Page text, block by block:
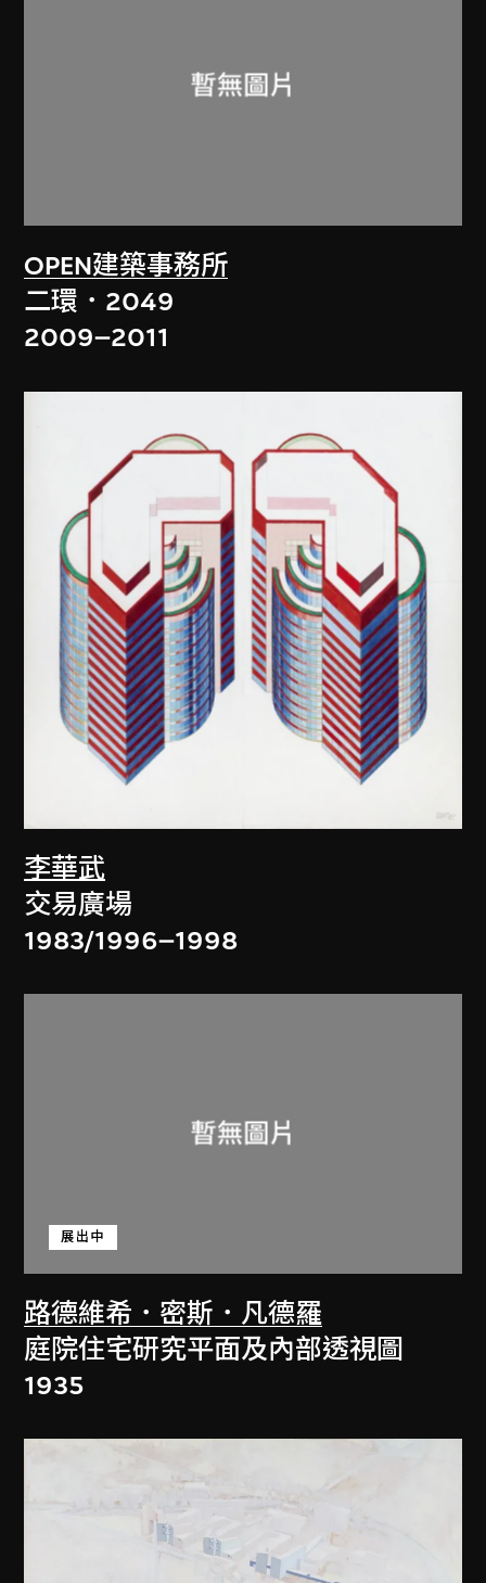
OPEN建築事務所
二環．2049
2009–2011
李華武
交易廣場
1983/1996–1998
路德維希．密斯．凡德羅
展出中
庭院住宅研究平面及內部透視圖
1935